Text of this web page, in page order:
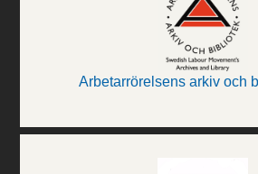
Arbetarrörelsens arkiv och